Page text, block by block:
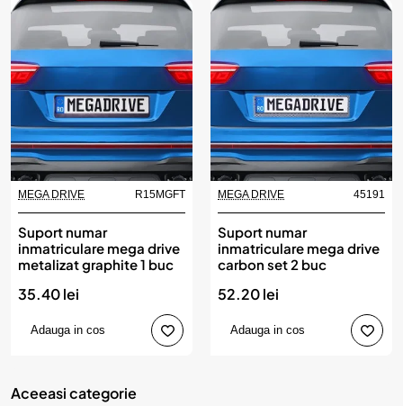
MEGA DRIVE R15MGFT
Suport numar
inmatriculare mega drive
metalizat graphite 1 buc
35.40 lei
Adauga in cos
MEGA DRIVE 45191
Suport numar
inmatriculare mega drive
carbon set 2 buc
52.20 lei
Adauga in cos
Aceeasi categorie